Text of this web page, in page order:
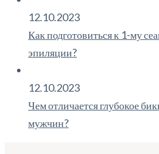
12.10.2023
Как подготовиться к 1-му
эпиляции?
12.10.2023
Чем отличается глубокое
мужчин?